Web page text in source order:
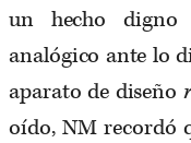
un hecho digno
analógico ante lo
aparato de diseño
oído, NM recordó